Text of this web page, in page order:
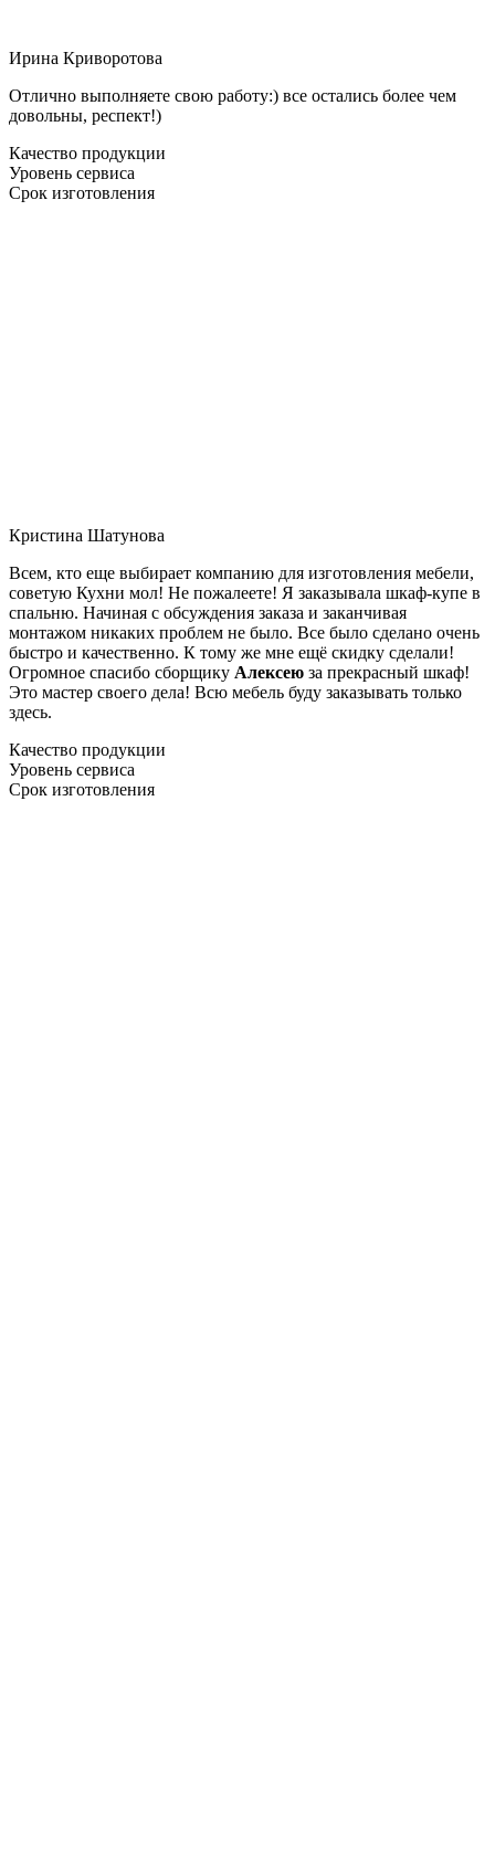
Ирина Криворотова
Отлично выполняете свою работу:) все остались более чем
довольны, респект!)
Качество продукции
Уровень сервиса
Срок изготовления
Кристина Шатунова
Всем, кто еще выбирает компанию для изготовления мебели,
советую Кухни мол! Не пожалеете! Я заказывала шкаф-купе в
спальню. Начиная с обсуждения заказа и заканчивая
монтажом никаких проблем не было. Все было сделано очень
быстро и качественно. К тому же мне ещё скидку сделали!
Огромное спасибо сборщику Алексею за прекрасный шкаф!
Это мастер своего дела! Всю мебель буду заказывать только
здесь.
Качество продукции
Уровень сервиса
Срок изготовления